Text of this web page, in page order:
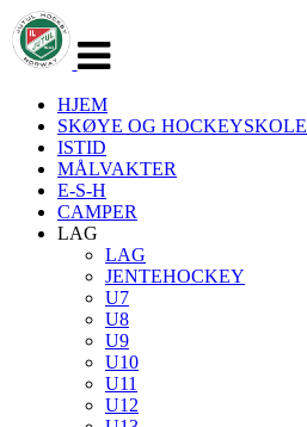
navigasjon
HJEM
SKØYE OG HOCKEYSKOLE
ISTID
MÅLVAKTER
E-S-H
CAMPER
LAG
LAG
JENTEHOCKEY
U7
U8
U9
U10
U11
U12